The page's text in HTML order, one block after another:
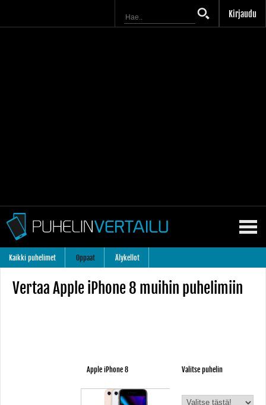
Kirjaudu
Kaikki puhelimet Oppaat Älykellot
Vertaa Apple iPhone 8 muihin puhelimiin
Apple iPhone 8 Valitse puhelin